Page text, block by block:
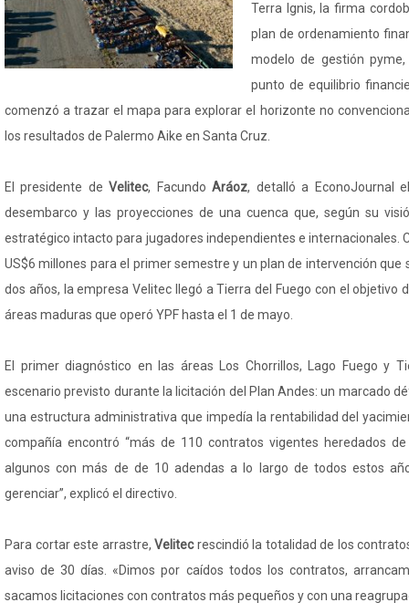
Terra Ignis, la firma
plan de ordenamiento
modelo de gestión
punto de equilibrio
comenzó a trazar el mapa para explorar el horizonte no
los resultados de Palermo Aike en Santa Cruz.
El presidente deVelitec, FacundoAráoz, detalló a EconoJournal
desembarco y las proyecciones de una cuenca que, según su
estratégico intacto para jugadores independientes e internacionales.
US$6 millones para el primer semestre y un plan de intervención que
dos años, la empresa Velitec llegó a Tierra del Fuego con el objetivo
áreas maduras que operó YPF hasta el 1 de mayo.
El primer diagnóstico en las áreas Los Chorrillos, Lago Fuego y
escenario previsto durante la licitación del Plan Andes: un marcado
una estructura administrativa que impedía la rentabilidad del
compañía encontró “más de 110 contratos vigentes heredados
algunos con más de de 10 adendas a lo largo de todos estos
gerenciar”, explicó el directivo.
Para cortar este arrastre,Velitecrescindió la totalidad de los
aviso de 30 días. «Dimos por caídos todos los contratos,
sacamos licitaciones con contratos más pequeños y con una